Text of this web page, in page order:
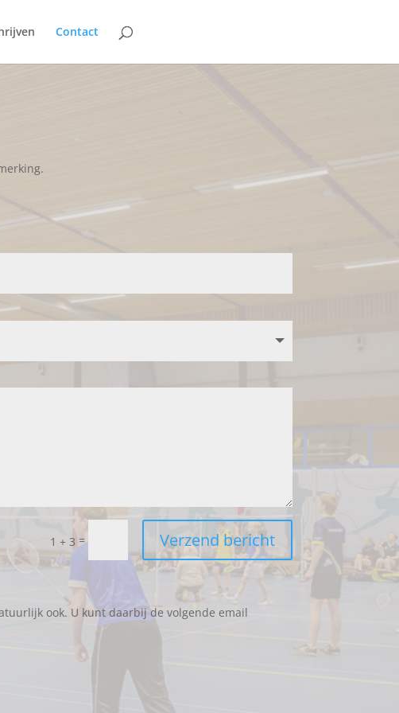
Contact
1 + 3 = Verzend bericht
ook. U kunt daarbij de volgende email